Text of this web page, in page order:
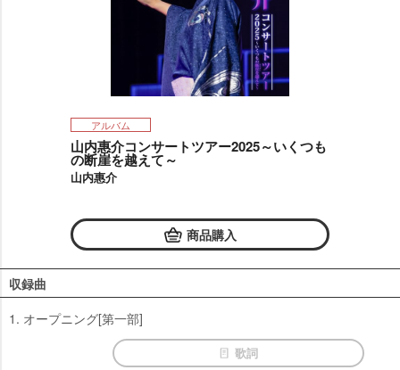
アルバム
山内惠介コンサートツアー2025～いくつも
の断崖を越えて～
山内惠介
商品購入
収録曲
1. オープニング[第一部]
歌詞